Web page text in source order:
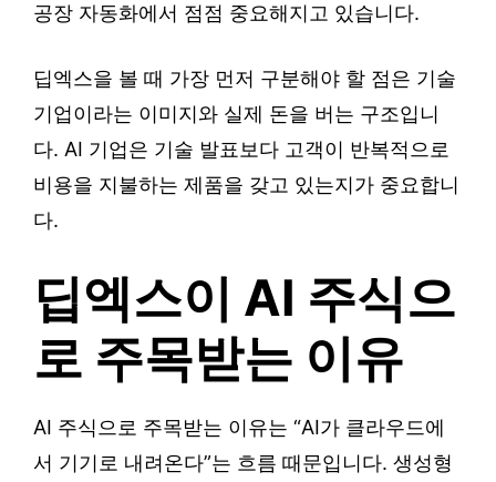
공장 자동화에서 점점 중요해지고 있습니다.
딥엑스을 볼 때 가장 먼저 구분해야 할 점은 기술
기업이라는 이미지와 실제 돈을 버는 구조입니
다. AI 기업은 기술 발표보다 고객이 반복적으로
비용을 지불하는 제품을 갖고 있는지가 중요합니
다.
딥엑스이 AI 주식으
로 주목받는 이유
AI 주식으로 주목받는 이유는 “AI가 클라우드에
서 기기로 내려온다”는 흐름 때문입니다. 생성형